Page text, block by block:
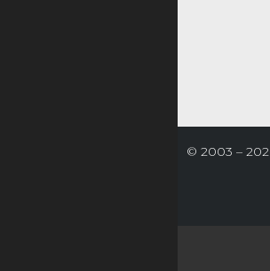
© 2003 –